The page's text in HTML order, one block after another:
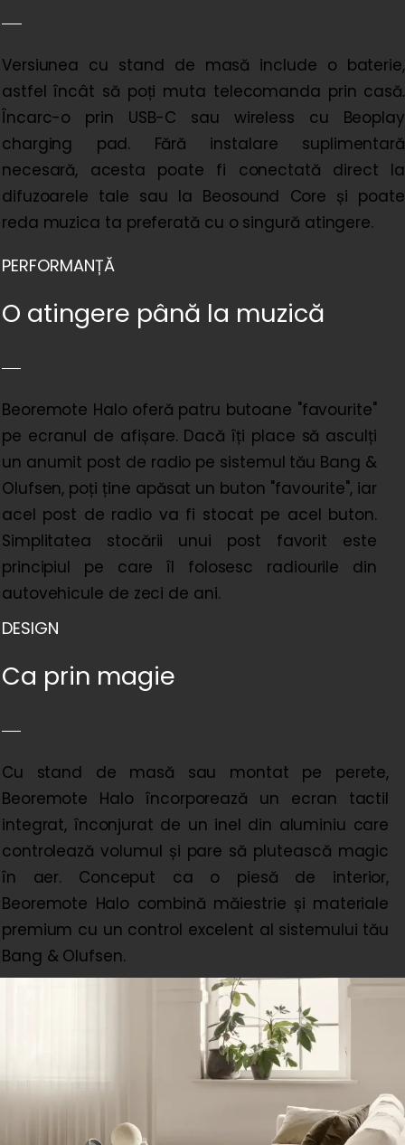
Versiunea cu stand de masă include o baterie,
astfel încât să poți muta telecomanda prin casă.
Încarc-o prin USB-C sau wireless cu Beoplay
charging pad. Fără instalare suplimentară
necesară, acesta poate fi conectată direct la
difuzoarele tale sau la Beosound Core și poate
reda muzica ta preferată cu o singură atingere.
PERFORMANȚĂ
O atingere până la muzică
Beoremote Halo oferă patru butoane "favourite"
pe ecranul de afișare. Dacă îți place să asculți
un anumit post de radio pe sistemul tău Bang &
Olufsen, poți ține apăsat un buton "favourite", iar
acel post de radio va fi stocat pe acel buton.
Simplitatea stocării unui post favorit este
principiul pe care îl folosesc radiourile din
autovehicule de zeci de ani.
DESIGN
Ca prin magie
Cu stand de masă sau montat pe perete,
Beoremote Halo încorporează un ecran tactil
integrat, înconjurat de un inel din aluminiu care
controlează volumul și pare să plutească magic
în aer. Conceput ca o piesă de interior,
Beoremote Halo combină măiestrie și materiale
premium cu un control excelent al sistemului tău
Bang & Olufsen.